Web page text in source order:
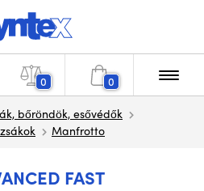
0 0
bőröndök, esővédők
Manfrotto
FAST